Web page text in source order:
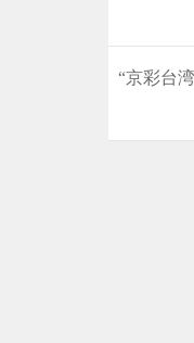
“京彩台